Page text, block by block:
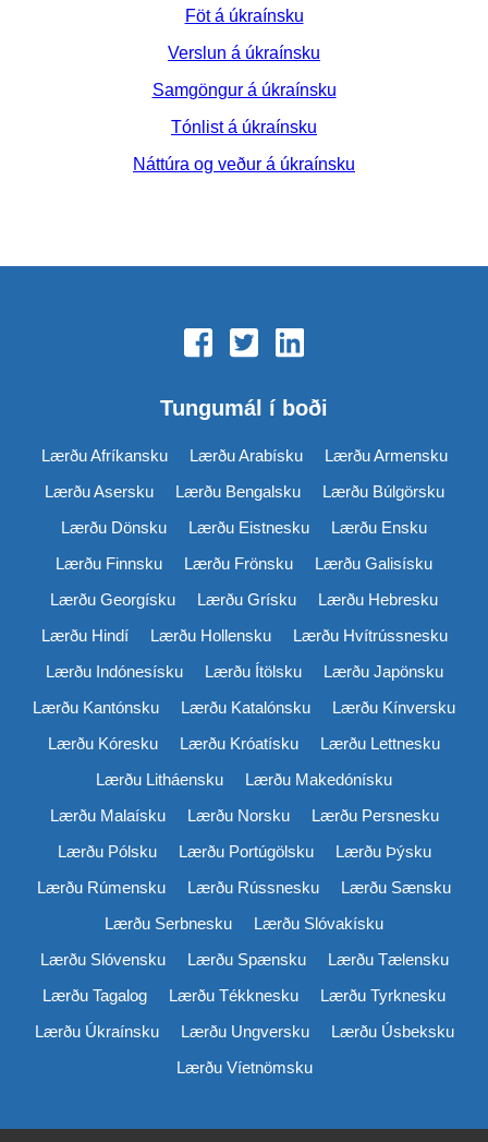
Föt á úkraínsku
Verslun á úkraínsku
Samgöngur á úkraínsku
Tónlist á úkraínsku
Náttúra og veður á úkraínsku
Tungumál í boði
Lærðu Afríkansku Lærðu Arabísku
Lærðu Armensku
Lærðu Asersku
Lærðu Bengalsku
Lærðu Búlgörsku
Lærðu Dönsku
Lærðu Eistnesku
Lærðu Ensku
Lærðu Finnsku
Lærðu Frönsku
Lærðu Galisísku
Lærðu Georgísku
Lærðu Grísku
Lærðu Hebresku
Lærðu Hindí
Lærðu Hollensku
Lærðu Hvítrússnesku
Lærðu Indónesísku
Lærðu Ítölsku
Lærðu Japönsku
Lærðu Kantónsku
Lærðu Katalónsku
Lærðu Kínversku
Lærðu Kóresku
Lærðu Króatísku
Lærðu Lettnesku
Lærðu Litháensku
Lærðu Makedónísku
Lærðu Malaísku
Lærðu Norsku
Lærðu Persnesku
Lærðu Pólsku
Lærðu Portúgölsku
Lærðu Þýsku
Lærðu Rúmensku
Lærðu Rússnesku
Lærðu Sænsku
Lærðu Serbnesku
Lærðu Slóvakísku
Lærðu Slóvensku
Lærðu Spænsku
Lærðu Tælensku
Lærðu Tagalog
Lærðu Tékknesku
Lærðu Tyrknesku
Lærðu Úkraínsku
Lærðu Ungversku
Lærðu Úsbeksku
Lærðu Víetnömsku